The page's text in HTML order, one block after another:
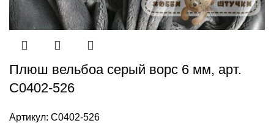
Плюш вельбоа серый ворс 6 мм, арт.
С0402-526
Артикул: С0402-526